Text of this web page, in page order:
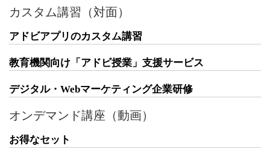
カスタム講習（対面）
アドビアプリのカスタム講習
教育機関向け「アドビ授業」支援サービス
デジタル・Webマーケティング企業研修
オンデマンド講座（動画）
お得なセット